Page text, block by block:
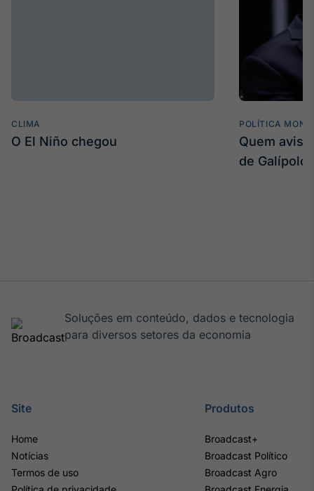
CLIMA
O El Niño chegou
POLÍTICA
Quem
de Galípolo
Soluções em conteúdo, dados e tecnologia
para diversos setores da economia
Site
Home
Notícias
Termos de uso
Produtos
Broadcast+
Broadcast Político
Broadcast Agro